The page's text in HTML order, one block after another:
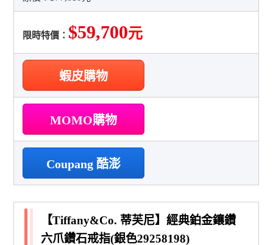
限時特價： $59,700元
蝦皮購物
MOMO購物
Coupang 酷澎
【Tiffany&Co. 蒂芙尼】經典鉑金鑲鑽
六爪鑽石戒指(銀色29258198)